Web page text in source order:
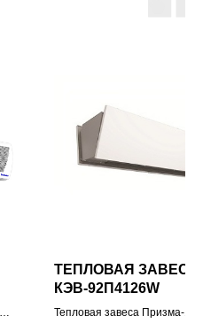
ТЕПЛОВАЯ ЗАВЕСА
КЭВ-92П4126W
Тепловая завеса Призма-1,